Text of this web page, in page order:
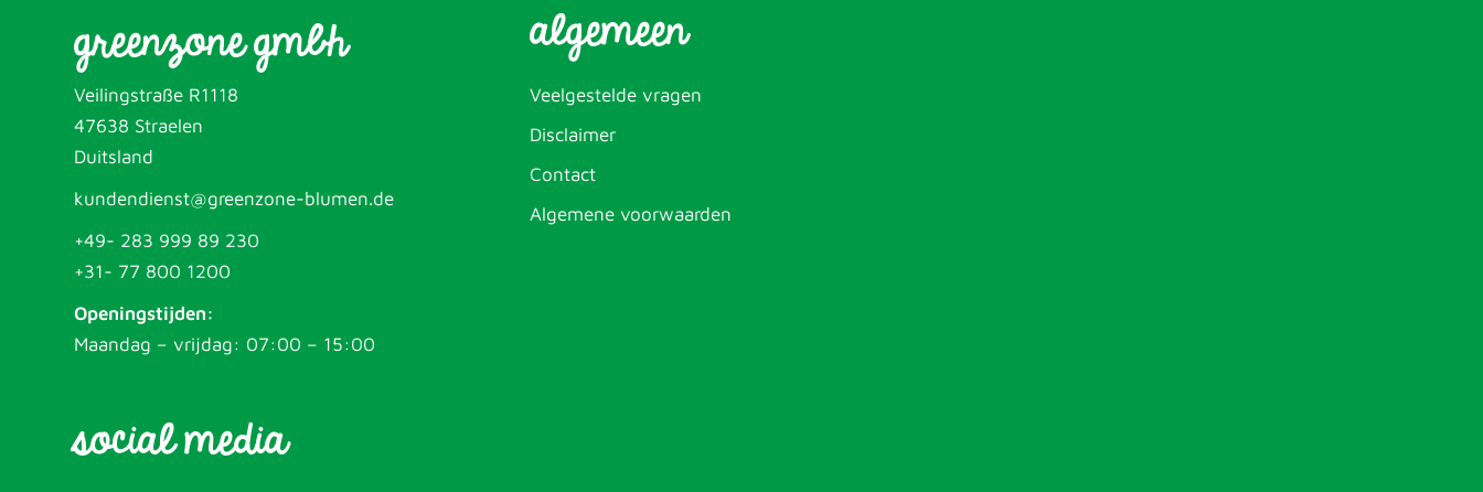
greenzone gmbh
Veilingstraße R1118
47638 Straelen
Duitsland
kundendienst@greenzone-blumen.de
+49- 283 999 89 230
+31- 77 800 1200
Openingstijden:
Maandag – vrijdag: 07:00 – 15:00
social media
algemeen
Veelgestelde vragen
Disclaimer
Contact
Algemene voorwaarden